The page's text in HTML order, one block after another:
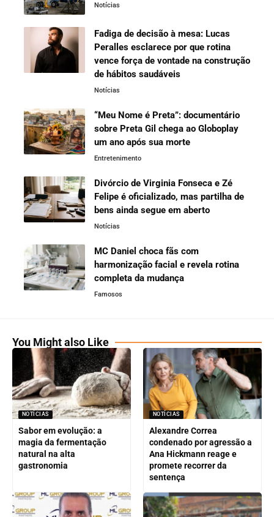
Notícias
Fadiga de decisão à mesa: Lucas
Peralles esclarece por que rotina
vence força de vontade na construção
de hábitos saudáveis
Notícias
“Meu Nome é Preta”: documentário
sobre Preta Gil chega ao Globoplay
um ano após sua morte
Entretenimento
Divórcio de Virginia Fonseca e Zé
Felipe é oficializado, mas partilha de
bens ainda segue em aberto
Notícias
MC Daniel choca fãs com
harmonização facial e revela rotina
completa da mudança
Famosos
You Might also Like
NOTÍCIAS
Sabor em evolução: a
magia da fermentação
natural na alta
gastronomia
NOTÍCIAS
Alexandre Correa
condenado por agressão a
Ana Hickmann reage e
promete recorrer da
sentença